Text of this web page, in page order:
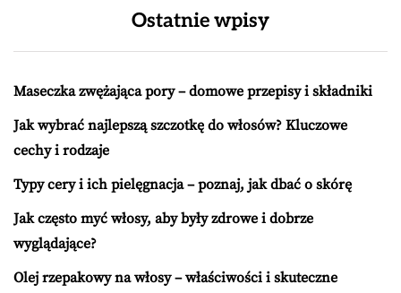
Ostatnie wpisy
Maseczka zwężająca pory – domowe przepisy i składniki
Jak wybrać najlepszą szczotkę do włosów? Kluczowe
cechy i rodzaje
Typy cery i ich pielęgnacja – poznaj, jak dbać o skórę
Jak często myć włosy, aby były zdrowe i dobrze
wyglądające?
Olej rzepakowy na włosy – właściwości i skuteczne